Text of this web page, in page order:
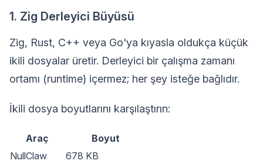
1. Zig Derleyici Büyüsü
Zig, Rust, C++ veya Go'ya kıyasla oldukça küçük
ikili dosyalar üretir. Derleyici bir çalışma zamanı
ortamı (runtime) içermez; her şey isteğe bağlıdır.
İkili dosya boyutlarını karşılaştırın:
Araç
Boyut
NullClaw
678 KB